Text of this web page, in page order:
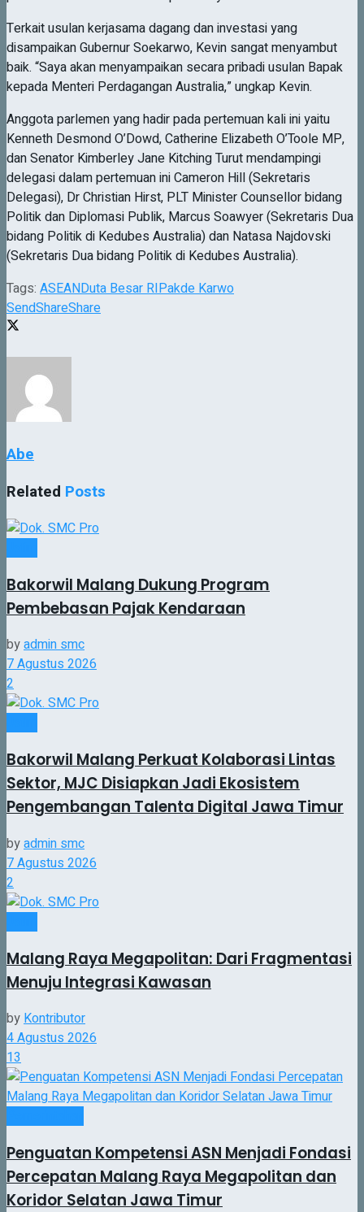
Terkait usulan kerjasama dagang dan investasi yang
disampaikan Gubernur Soekarwo, Kevin sangat menyambut
baik. “Saya akan menyampaikan secara pribadi usulan Bapak
kepada Menteri Perdagangan Australia,” ungkap Kevin.
Anggota parlemen yang hadir pada pertemuan kali ini yaitu
Kenneth Desmond O’Dowd, Catherine Elizabeth O’Toole MP,
dan Senator Kimberley Jane Kitching Turut mendampingi
delegasi dalam pertemuan ini Cameron Hill (Sekretaris
Delegasi), Dr Christian Hirst, PLT Minister Counsellor bidang
Politik dan Diplomasi Publik, Marcus Soawyer (Sekretaris Dua
bidang Politik di Kedubes Australia) dan Natasa Najdovski
(Sekretaris Dua bidang Politik di Kedubes Australia).
Tags: ASEANDuta Besar RIPakde Karwo
SendShareShare
Abe
Related Posts
Bakorwil Malang Dukung Program
Pembebasan Pajak Kendaraan
byadmin smc
7 Agustus 2026
2
Bakorwil Malang Perkuat Kolaborasi Lintas
Sektor, MJC Disiapkan Jadi Ekosistem
Pengembangan Talenta Digital Jawa Timur
byadmin smc
7 Agustus 2026
2
Malang Raya Megapolitan: Dari Fragmentasi
Menuju Integrasi Kawasan
byKontributor
4 Agustus 2026
13
Penguatan Kompetensi ASN Menjadi Fondasi
Percepatan Malang Raya Megapolitan dan
Koridor Selatan Jawa Timur